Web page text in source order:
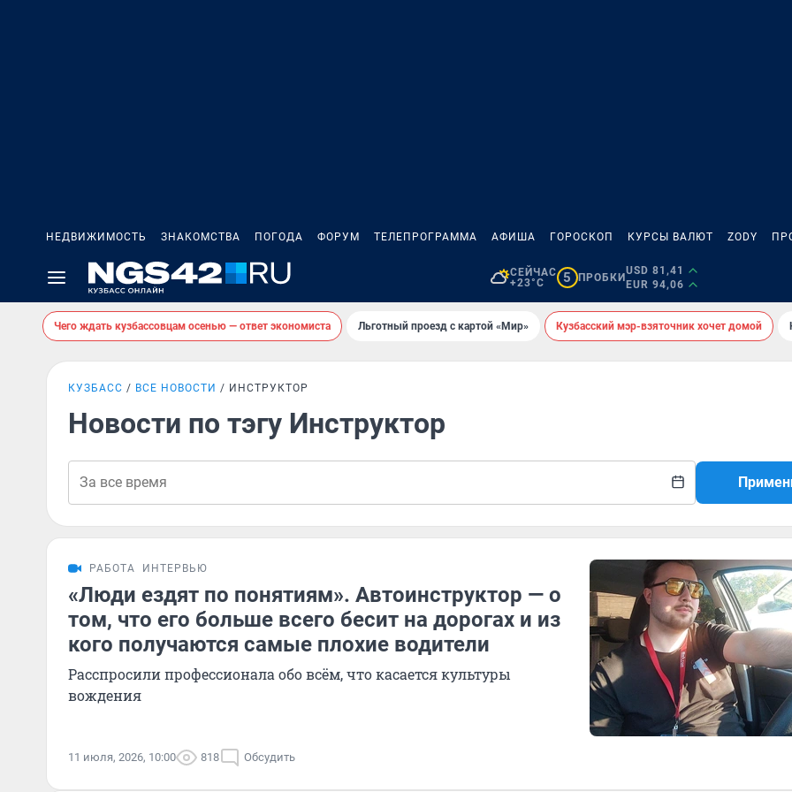
НЕДВИЖИМОСТЬ ЗНАКОМСТВА ПОГОДА ФОРУМ ТЕЛЕПРОГРАММА АФИША ГОРОСКОП КУРСЫ ВАЛЮТ ZODY
СЕЙЧАС
+23°C
5 ПРОБКИ
USD 81,41
EUR 94,06
Чего ждать кузбассовцам осенью — ответ экономиста Льготный проезд с картой «Мир» Кузбасский мэр-взяточник хочет домой
КУЗБАСС ВСЕ НОВОСТИ ИНСТРУКТОР
Новости по тэгу Инструктор
РАБОТА ИНТЕРВЬЮ
«Люди ездят по понятиям». Автоинструктор — о
том, что его больше всего бесит на дорогах и из
кого получаются самые плохие водители
Расспросили профессионала обо всём, что касается культуры
вождения
11 июля, 2026, 10:00 818 Обсудить